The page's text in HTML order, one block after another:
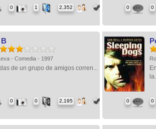
0 1 2,352 0 0
- Comedia - 1997
de un grupo de amigos corren...
0 0 2,195 0 0